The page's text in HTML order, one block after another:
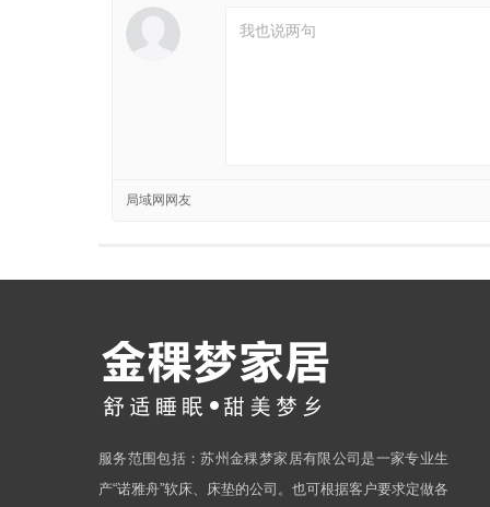
局域网网友
服务范围包括：苏州金稞梦家居有限公司是一家专业生
产“诺雅舟”软床、床垫的公司。也可根据客户要求定做各